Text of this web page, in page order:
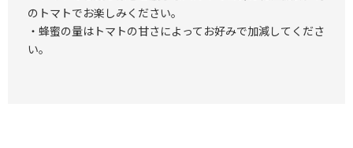
のトマトでお楽しみください。
・蜂蜜の量はトマトの甘さによってお好みで加減してくださ
い。